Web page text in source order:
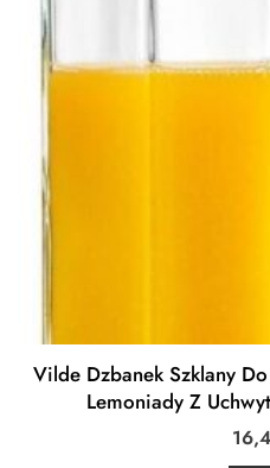
Vilde Dzbanek Szklany
Lemoniady Z